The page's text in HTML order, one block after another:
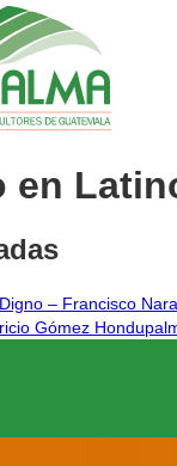
en
– Francisco
Gómez